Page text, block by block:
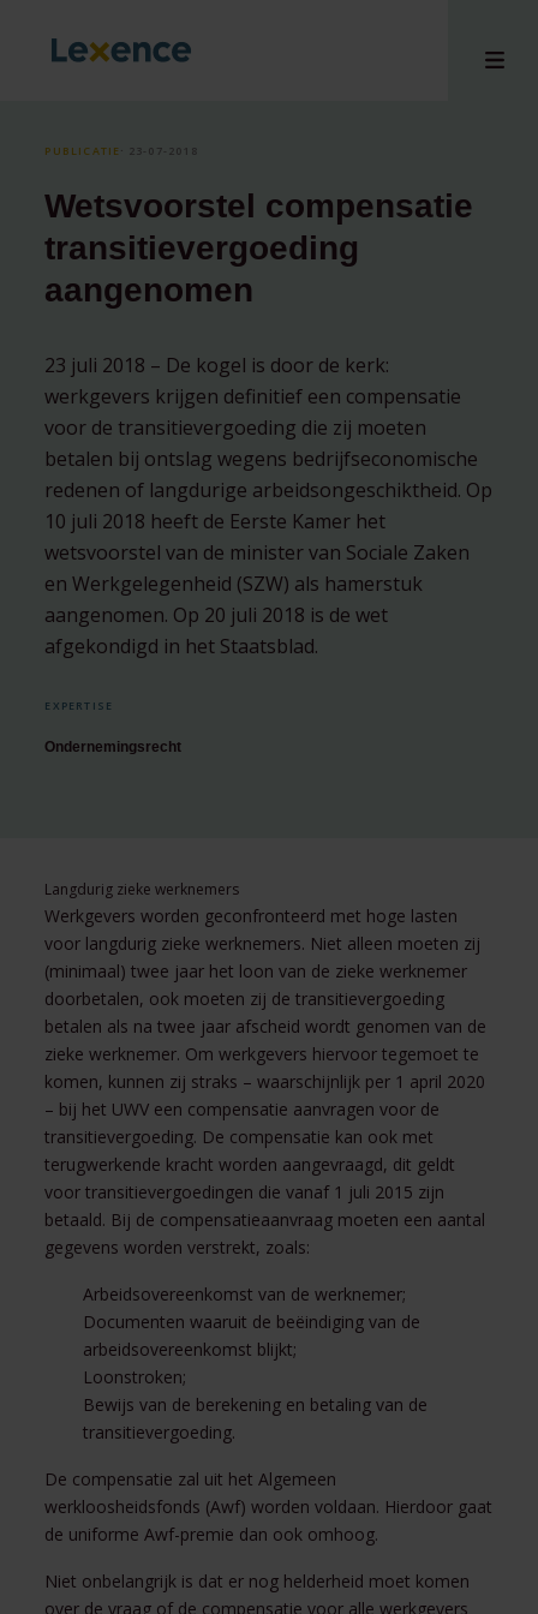
PUBLICATIE⸱ 23-07-2018
Wetsvoorstel compensatie
transitievergoeding
aangenomen
23 juli 2018 – De kogel is door de kerk:
werkgevers krijgen definitief een compensatie
voor de transitievergoeding die zij moeten
betalen bij ontslag wegens bedrijfseconomische
redenen of langdurige arbeidsongeschiktheid. Op
10 juli 2018 heeft de Eerste Kamer het
wetsvoorstel van de minister van Sociale Zaken
en Werkgelegenheid (SZW) als hamerstuk
aangenomen. Op 20 juli 2018 is de wet
afgekondigd in het Staatsblad.
EXPERTISE
Ondernemingsrecht
Langdurig zieke werknemers
Werkgevers worden geconfronteerd met hoge lasten
voor langdurig zieke werknemers. Niet alleen moeten zij
(minimaal) twee jaar het loon van de zieke werknemer
doorbetalen, ook moeten zij de transitievergoeding
betalen als na twee jaar afscheid wordt genomen van de
zieke werknemer. Om werkgevers hiervoor tegemoet te
komen, kunnen zij straks – waarschijnlijk per 1 april 2020
– bij het UWV een compensatie aanvragen voor de
transitievergoeding. De compensatie kan ook met
terugwerkende kracht worden aangevraagd, dit geldt
voor transitievergoedingen die vanaf 1 juli 2015 zijn
betaald. Bij de compensatieaanvraag moeten een aantal
gegevens worden verstrekt, zoals:
Arbeidsovereenkomst van de werknemer;
Documenten waaruit de beëindiging van de
arbeidsovereenkomst blijkt;
Loonstroken;
Bewijs van de berekening en betaling van de
transitievergoeding.
De compensatie zal uit het Algemeen
werkloosheidsfonds (Awf) worden voldaan. Hierdoor gaat
de uniforme Awf-premie dan ook omhoog.
Niet onbelangrijk is dat er nog helderheid moet komen
over de vraag of de compensatie voor alle werkgevers